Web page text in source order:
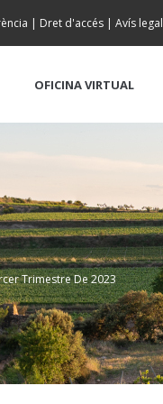
| Dret d'accés | Avís legal
OFICINA VIRTUAL
Trimestre De 2023